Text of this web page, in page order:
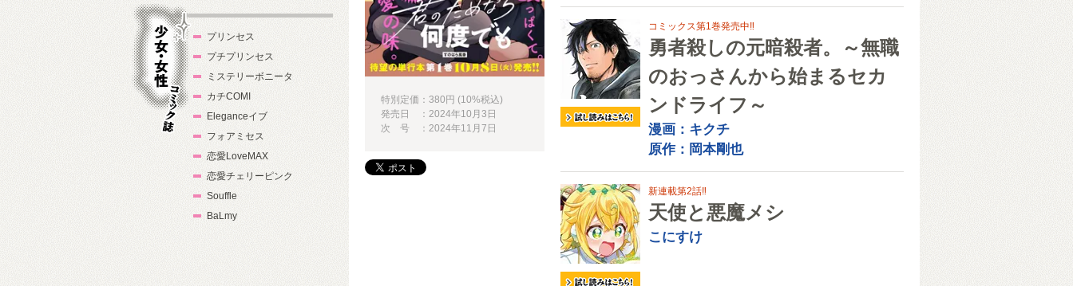
コミックス第1巻発売中‼
勇者殺しの元暗殺者。～無職
のおっさんから始まるセカ
ンドライフ～
漫画：キクチ
原作：岡本剛也
新連載第2話‼
天使と悪魔メシ
こにすけ
特別定価：380円 (10%税込)
発売日 ：2024年10月3日
次 号 ：2024年11月7日
少女・女性コ
プリンセス
プチプリンセス
ミステリーボニータ
カチCOMI
Eleganceイブ
フォアミセス
恋愛LoveMAX
恋愛チェリーピンク
Souffle
BaLmy